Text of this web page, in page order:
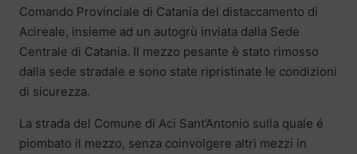
Comando Provinciale di Catania del distaccamento di
Acireale, insieme ad un autogrù inviata dalla Sede
Centrale di Catania. Il mezzo pesante è stato rimosso
dalla sede stradale e sono state ripristinate le condizioni
di sicurezza.
La strada del Comune di Aci Sant’Antonio sulla quale é
piombato il mezzo, senza coinvolgere altri mezzi in